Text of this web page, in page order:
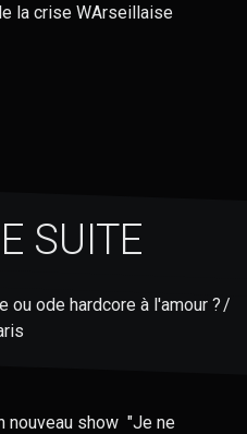
la crise WArseillaise
SUITE
ou ode hardcore à l'amour ? /
nouveau show "Je ne